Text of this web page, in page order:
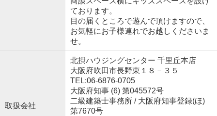
ております。
目の届くところで遊んで頂けますので、
お気軽にお子様連れでお越しくださいま
せ。
取扱会社
北摂ハウジングセンター 千里丘本店
大阪府吹田市長野東１８－３５
TEL:06-6876-0705
大阪府知事 (6) 第045572号
二級建築士事務所 / 大阪府知事登録(ほ)
第7670号